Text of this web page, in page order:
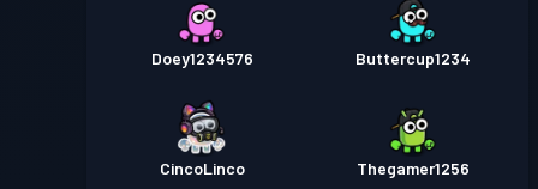
Doey1234576 Buttercup1234
CincoLinco Thegamer1256